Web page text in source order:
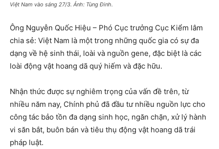
Việt Nam vào sáng 27/3. Ảnh: Tùng Đinh.
Ông Nguyễn Quốc Hiệu – Phó Cục trưởng Cục Kiểm lâm
chia sẻ: Việt Nam là một trong những quốc gia có sự đa
dạng về hệ sinh thái, loài và nguồn gene, đặc biệt là các
loài động vật hoang dã quý hiếm và đặc hữu.
Nhận thức được sự nghiêm trọng của vấn đề trên, từ
nhiều năm nay, Chính phủ đã đầu tư nhiều nguồn lực cho
công tác bảo tồn đa dạng sinh học, ngăn chặn, xử lý hành
vi săn bắt, buôn bán và tiêu thụ động vật hoang dã trái
pháp luật.